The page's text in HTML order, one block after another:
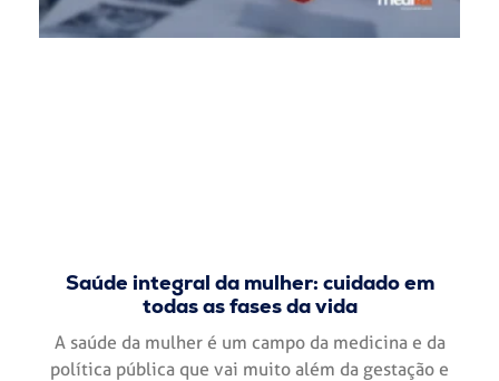
Saúde integral da mulher: cuidado em
todas as fases da vida
A saúde da mulher é um campo da medicina e da
política pública que vai muito além da gestação e